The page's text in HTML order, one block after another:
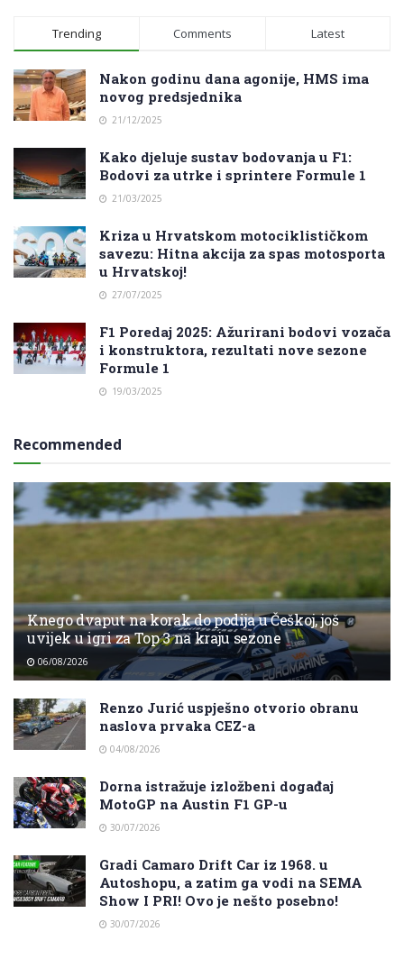
Trending Comments Latest
Nakon godinu dana agonije, HMS ima
novog predsjednika
21/12/2025
Kako djeluje sustav bodovanja u F1:
Bodovi za utrke i sprintere Formule 1
21/03/2025
Kriza u Hrvatskom motociklističkom
savezu: Hitna akcija za spas motosporta
u Hrvatskoj!
27/07/2025
F1 Poredaj 2025: Ažurirani bodovi vozača
i konstruktora, rezultati nove sezone
Formule 1
19/03/2025
Recommended
Knego dvaput na korak do podija u Češkoj, još
uvijek u igri za Top 3 na kraju sezone
06/08/2026
Renzo Jurić uspješno otvorio obranu
naslova prvaka CEZ-a
04/08/2026
Dorna istražuje izložbeni događaj
MotoGP na Austin F1 GP-u
30/07/2026
Gradi Camaro Drift Car iz 1968. u
Autoshopu, a zatim ga vodi na SEMA
Show I PRI! Ovo je nešto posebno!
30/07/2026